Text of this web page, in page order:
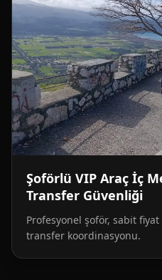
Şoförlü VIP Araç İç
Transfer Güvenliği
Profesyonel şoför, sabit
transfer koordinasyonu.